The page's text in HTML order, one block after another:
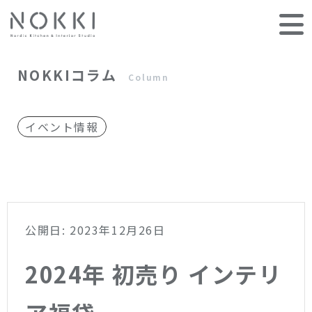
NOKKIコラム Column
イベント情報
公開日: 2023年12月26日
2024年 初売り インテリ